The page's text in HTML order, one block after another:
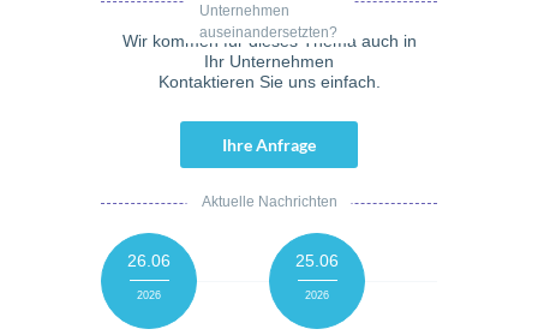
Unternehmen
auseinandersetzten?
Wir kommen für dieses Thema auch in
Ihr Unternehmen
Kontaktieren Sie uns einfach.
Ihre Anfrage
Aktuelle Nachrichten
26.06
2026
25.06
2026